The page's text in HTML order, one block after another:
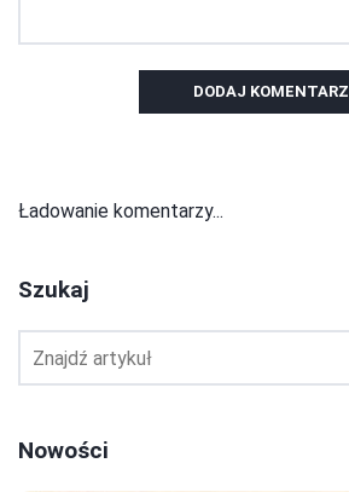
DODAJ KOMENTARZ
Ładowanie komentarzy...
Szukaj
Nowości